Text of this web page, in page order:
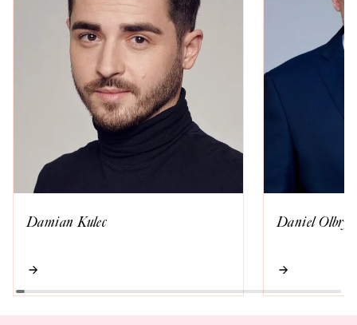
Damian Kulec Daniel